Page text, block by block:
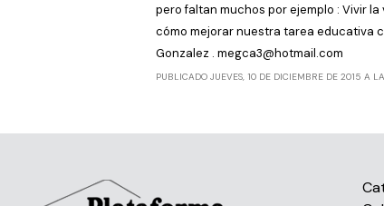
pero faltan muchos por ejemplo : Vivir
cómo mejorar nuestra tarea educativa
Gonzalez . megca3@hotmail.com
PUBLICADO JUEVES, 10 DE DICIEMBRE DE 2015 A